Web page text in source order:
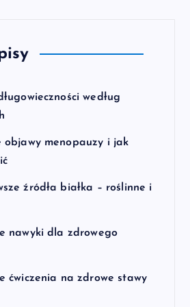
według
objawy menopauzy i jak
źródła białka – roślinne i
nawyki dla zdrowego
ćwiczenia na zdrowe stawy